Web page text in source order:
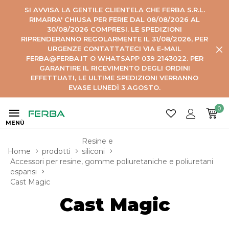
SI AVVISA LA GENTILE CLIENTELA CHE FERBA S.R.L.
RIMARRA' CHIUSA PER FERIE DAL 08/08/2026 AL
30/08/2026 COMPRESI. LE SPEDIZIONI
RIPRENDERANNO REGOLARMENTE IL 31/08/2026, PER
URGENZE CONTATTATECI VIA E-MAIL
FERBA@FERBA.IT O WHATSAPP 039 2143022. PER
GARANTIRE IL RICEVIMENTO DEGLI ORDINI
EFFETTUATI, LE ULTIME SPEDIZIONI VERRANNO
EVASE LUNEDÌ 3 AGOSTO.
MENÙ
0
Home prodotti
Resine e
siliconi
Accessori per resine, gomme poliuretaniche e poliuretani
espansi
Cast Magic
Cast Magic